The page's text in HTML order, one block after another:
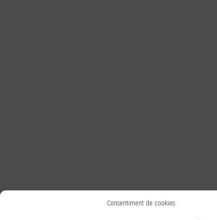
Consentiment de cookies